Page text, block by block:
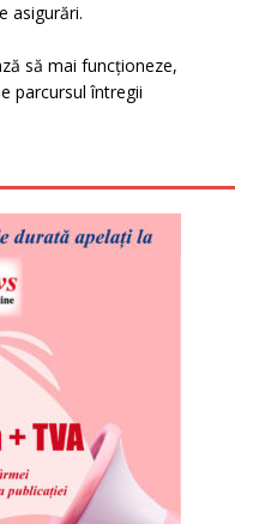
asigurări.
să mai funcționeze,
parcursul întregii